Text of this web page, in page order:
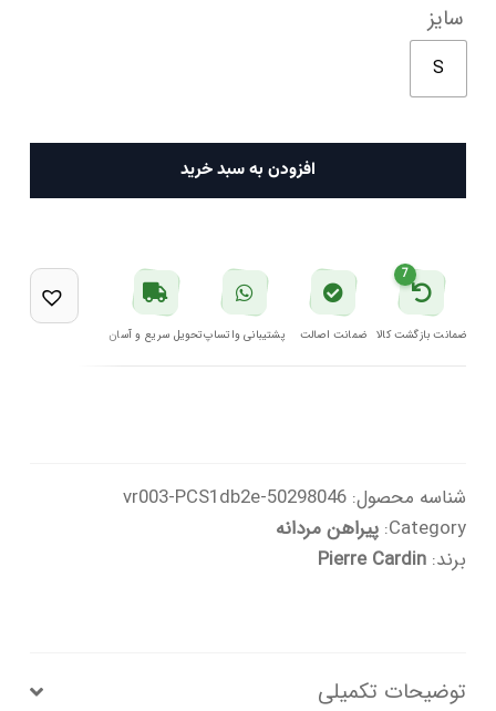
سایز
S
مردانه
روشن
پیرکاردین
عدد
افزودن به سبد خرید
7
ضمانت بازگشت کالا ضمانت اصالت پشتیبانی واتساپتحویل سریع و آسان
شناسه محصول:50298046-vr003-PCS1db2e
Category: پیراهن مردانه
برند:Pierre Cardin
توضیحات تکمیلی